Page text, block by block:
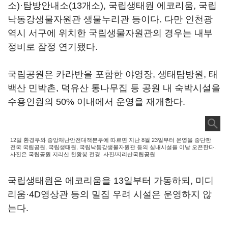
소)·탐방안내소(13개소), 국립생태원 에코리움, 국립
낙동강생물자원관 생물누리관 등이다. 다만 인천광
역시 서구에 위치한 국립생물자원관의 경우는 내부
정비로 잠정 연기됐다.
국립공원은 카라반을 포함한 야영장, 생태탐방원, 태
백산 민박촌, 덕유산 통나무집 등 공원 내 숙박시설을
수용인원의 50% 이내에서 운영을 재개한다.
12일 환경부와 중앙재난안전대책본부에 따르면 지난 8월 23일부터 운영을 중단한
전국 국립공원, 국립생태원, 국립낙동강생물자원관 등의 실내시설을 이날 오픈한다.
사진은 국립공원 지리산 천왕봉 전경. 사진/지리산국립공원
국립생태원은 에코리움을 13일부터 가동하되, 미디
리움·4D영상관 등의 밀집 우려 시설은 운영하지 않
는다.